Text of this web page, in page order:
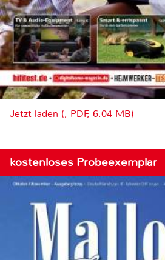
Jetzt laden (, PDF, 6.04 MB)
kostenloses Probeexemplar